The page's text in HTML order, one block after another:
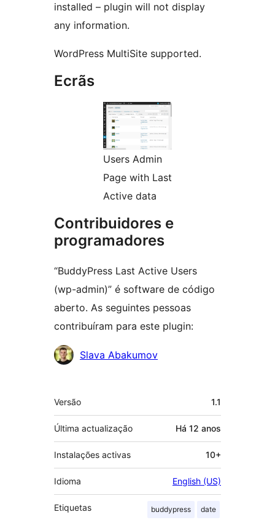
installed – plugin will not display
any information.
WordPress MultiSite supported.
Ecrãs
Users Admin
Page with Last
Active data
Contribuidores e
programadores
“BuddyPress Last Active Users
(wp-admin)” é software de código
aberto. As seguintes pessoas
contribuíram para este plugin:
Contribuidores
Slava Abakumov
Metadados
Versão 1.1
Última actualização Há 12 anos
Instalações activas 10+
Idioma English (US)
Etiquetas buddypress date